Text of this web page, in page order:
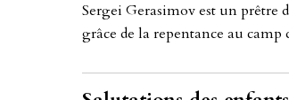
Ser­gei Ge­ra­si­mov est un prêtre
grâce de la re­pen­tan­ce au camp